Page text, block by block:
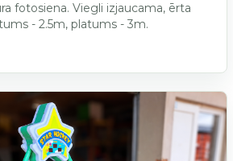
fotosiena. Viegli izjaucama, ērta
- 2.5m, platums - 3m.